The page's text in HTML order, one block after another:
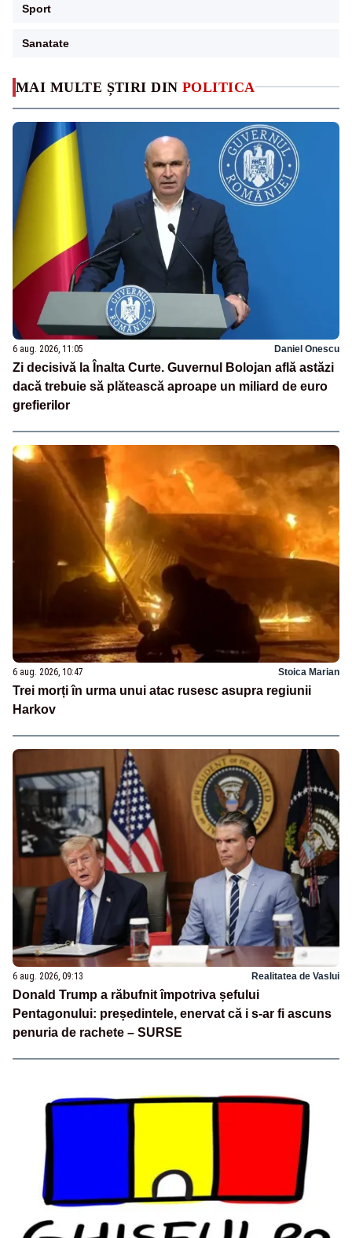
MAI MULTE ȘTIRI DIN POLITICA
6 aug. 2026, 11:05 Daniel Onescu
Zi decisivă la Înalta Curte. Guvernul Bolojan află astăzi
dacă trebuie să plătească aproape un miliard de euro
grefierilor
6 aug. 2026, 10:47 Stoica Marian
Trei morți în urma unui atac rusesc asupra regiunii
Harkov
6 aug. 2026, 09:13 Realitatea de Vaslui
Donald Trump a răbufnit împotriva șefului
Pentagonului: președintele, enervat că i s-ar fi ascuns
penuria de rachete – SURSE
Sport
Sanatate